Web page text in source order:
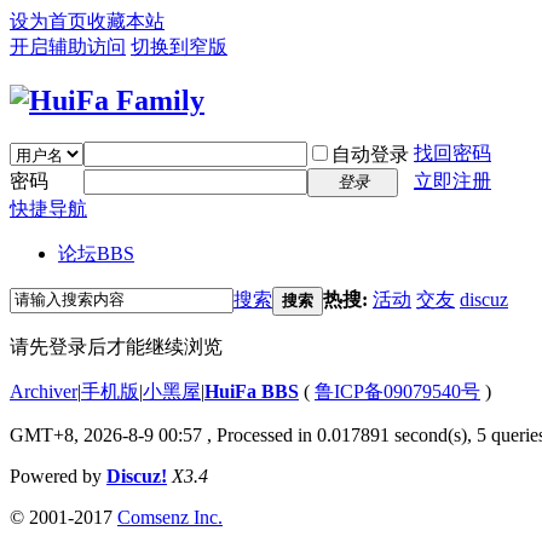
设为首页收藏本站
开启辅助访问 切换到窄版
自动登录 找回密码
密码
登录
立即注册
快捷导航
论坛BBS
搜索 搜索 热搜: 活动 交友 discuz
请先登录后才能继续浏览
Archiver|手机版|小黑屋|HuiFa BBS ( 鲁ICP备09079540号 )
GMT+8, 2026-8-9 00:57 , Processed in 0.017891 second(s), 5
Powered by Discuz! X3.4
© 2001-2017 Comsenz Inc.